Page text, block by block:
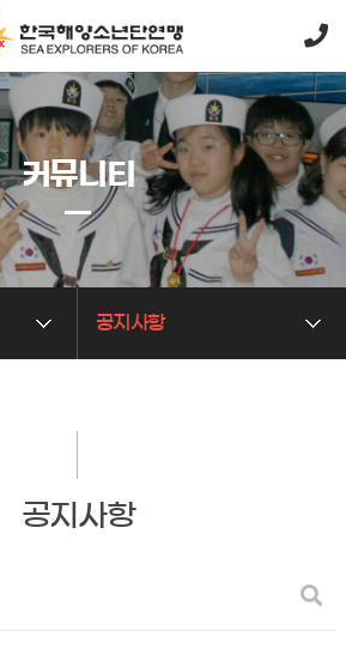
공지사항
커뮤니티
공지사항